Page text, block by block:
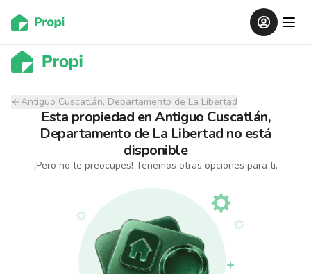
Antiguo Cuscatlán, Departamento de La Libertad
Esta propiedad enAntiguo Cuscatlán,
Departamento de La Libertad no está
disponible
¡Pero no te preocupes! Tenemos otras opciones para ti.